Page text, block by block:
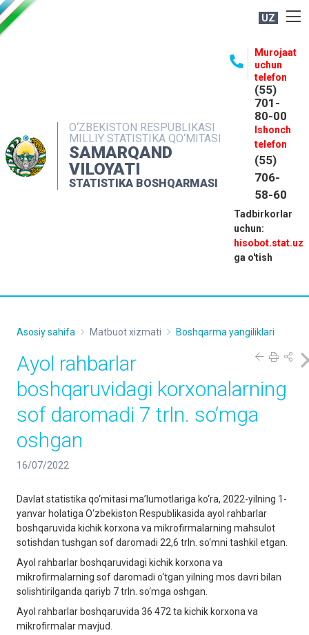
UZ
O‘ZBEKISTON RESPUBLIKASI
MILLIY STATISTIKA QO‘MITASI
SAMARQAND
VILOYATI
STATISTIKA BOSHQARMASI
Murojaat
uchun
telefon
(55)
701-
80-00
Ishonch
telefon
(55)
706-
58-60
Tadbirkorlar
uchun:
hisobot.stat.uz
ga o'tish
MATBUOT XIZMATI
MUROJAATLAR
KONTAKTLAR
Asosiy sahifa Matbuot xizmati Boshqarma yangiliklari
Аyol rahbarlar
boshqaruvidagi korxonalarning
sof daromadi 7 trln. soʼmga
oshgan
16/07/2022
Davlat statistika qo‘mitasi maʼlumotlariga ko‘ra, 2022-yilning 1-
yanvar holatiga O‘zbekiston Respublikasida ayol rahbarlar
boshqaruvida kichik korxona va mikrofirmalarning mahsulot
sotishdan tushgan sof daromadi 22,6 trln. so‘mni tashkil etgan.
Аyol rahbarlar boshqaruvidagi kichik korxona va
mikrofirmalarning sof daromadi o‘tgan yilning mos davri bilan
solishtirilganda qariyb 7 trln. so‘mga oshgan.
Аyol rahbarlar boshqaruvida 36 472 ta kichik korxona va
mikrofirmalar mavjud.